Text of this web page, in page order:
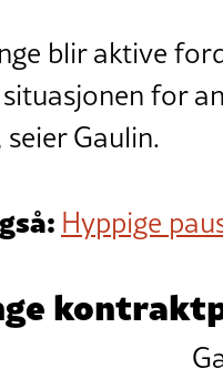
blir aktive
for
Gaulin.
Hyppige